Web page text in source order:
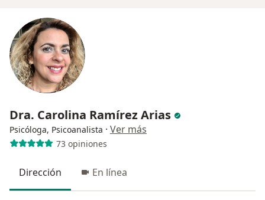
Dra. Carolina Ramírez Arias
Psicóloga, Psicoanalista · Ver más
73 opiniones
Dirección En línea